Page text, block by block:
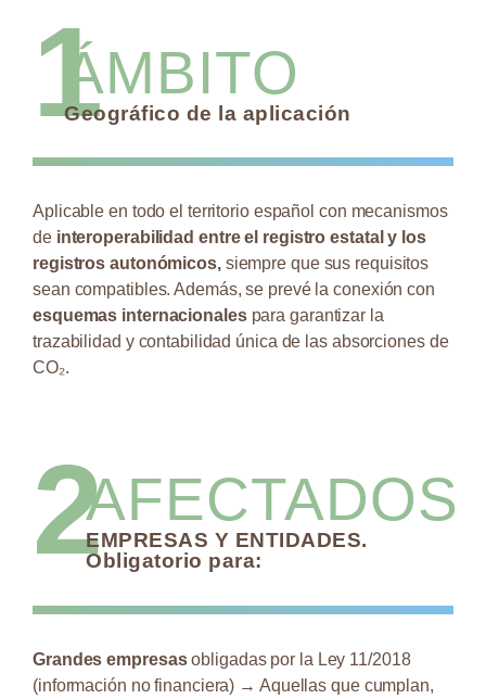
1ÁMBITO
Geográfico de la aplicación
Aplicable en todo el territorio español con mecanismos
de interoperabilidad entre el registro estatal y los
registros autonómicos,siempre que sus requisitos
sean compatibles. Además, se prevé la conexión con
esquemas internacionalespara garantizar la
trazabilidad y contabilidad única de las absorciones de
CO₂.
2AFECTADOS
EMPRESAS Y ENTIDADES.
Obligatorio para:
Grandes empresasobligadas por la Ley 11/2018
(información no financiera) → Aquellas que cumplan,